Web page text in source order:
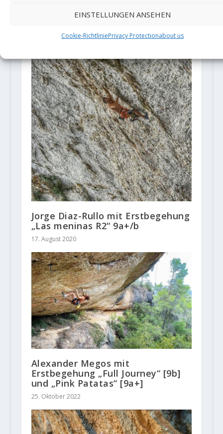
EINSTELLUNGEN ANSEHEN
Cookie-RichtliniePrivacy Protectionabout us
Jorge Diaz-Rullo mit Erstbegehung
„Las meninas R2“ 9a+/b
17. August 2020
Alexander Megos mit
Erstbegehung „Full Journey“ [9b]
und „Pink Patatas“ [9a+]
25. Oktober 2022